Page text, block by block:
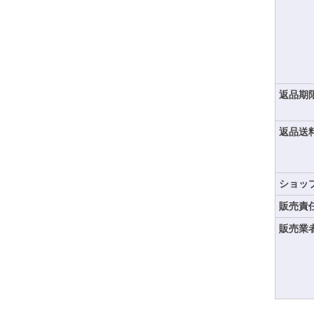
返品期
返品送
ショッ
販売責
販売業